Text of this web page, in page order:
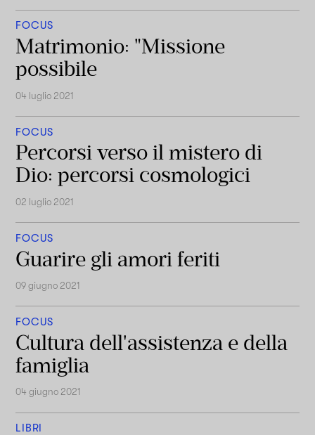
FOCUS
Matrimonio: "Missione
possibile
04 luglio 2021
FOCUS
Percorsi verso il mistero di
Dio: percorsi cosmologici
02 luglio 2021
FOCUS
Guarire gli amori feriti
09 giugno 2021
FOCUS
Cultura dell'assistenza e della
famiglia
04 giugno 2021
LIBRI